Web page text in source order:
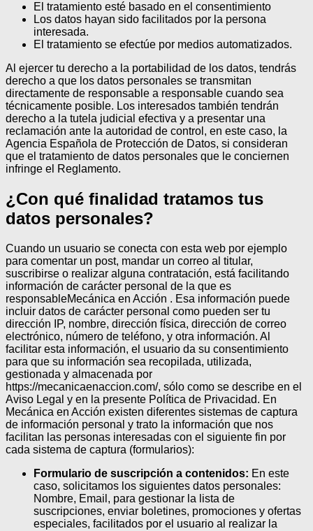
El tratamiento esté basado en el consentimiento
Los datos hayan sido facilitados por la persona
interesada.
El tratamiento se efectúe por medios automatizados.
Al ejercer tu derecho a la portabilidad de los datos, tendrás
derecho a que los datos personales se transmitan
directamente de responsable a responsable cuando sea
técnicamente posible. Los interesados también tendrán
derecho a la tutela judicial efectiva y a presentar una
reclamación ante la autoridad de control, en este caso, la
Agencia Española de Protección de Datos, si consideran
que el tratamiento de datos personales que le conciernen
infringe el Reglamento.
¿Con qué finalidad tratamos tus
datos personales?
Cuando un usuario se conecta con esta web por ejemplo
para comentar un post, mandar un correo al titular,
suscribirse o realizar alguna contratación, está facilitando
información de carácter personal de la que es
responsableMecánica en Acción . Esa información puede
incluir datos de carácter personal como pueden ser tu
dirección IP, nombre, dirección física, dirección de correo
electrónico, número de teléfono, y otra información. Al
facilitar esta información, el usuario da su consentimiento
para que su información sea recopilada, utilizada,
gestionada y almacenada por
https://mecanicaenaccion.com/, sólo como se describe en el
Aviso Legal y en la presente Política de Privacidad. En
Mecánica en Acción existen diferentes sistemas de captura
de información personal y trato la información que nos
facilitan las personas interesadas con el siguiente fin por
cada sistema de captura (formularios):
Formulario de suscripción a contenidos: En este
caso, solicitamos los siguientes datos personales:
Nombre, Email, para gestionar la lista de
suscripciones, enviar boletines, promociones y ofertas
especiales, facilitados por el usuario al realizar la